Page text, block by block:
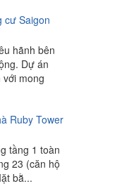
cư Saigon
hãnh bên
Dự án
mong
Ruby Tower
tầng 1 toàn
23 (căn hộ
bằ...